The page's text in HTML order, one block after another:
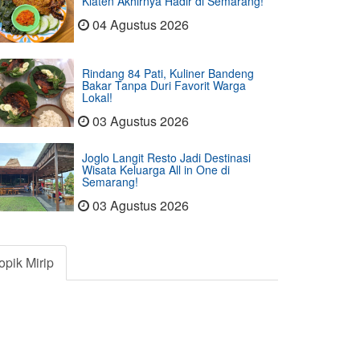
04 Agustus 2026
Rindang 84 Pati, Kuliner Bandeng
Bakar Tanpa Duri Favorit Warga
Lokal!
03 Agustus 2026
Joglo Langit Resto Jadi Destinasi
Wisata Keluarga All in One di
Semarang!
03 Agustus 2026
Mirip